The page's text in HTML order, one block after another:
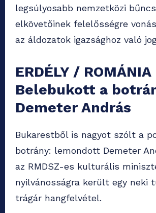
legsúlyosabb nemzetközi
elkövetőinek felelősségre
az áldozatok igazsághoz való
ERDÉLY / ROMÁNIA
Belebukott a
Demeter András
Bukarestből is nagyot szólt a
botrány: lemondott Demeter
az RMDSZ-es kulturális
nyilvánosságra került egy neki
trágár hangfelvétel.